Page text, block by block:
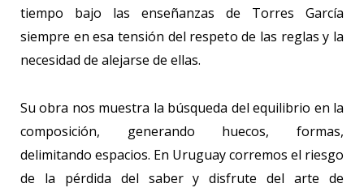
tiempo bajo las enseñanzas de Torres García
siempre en esa tensión del respeto de las reglas y la
necesidad de alejarse de ellas.
Su obra nos muestra la búsqueda del equilibrio en la
composición, generando huecos, formas,
delimitando espacios. En Uruguay corremos el riesgo
de la pérdida del saber y disfrute del arte de